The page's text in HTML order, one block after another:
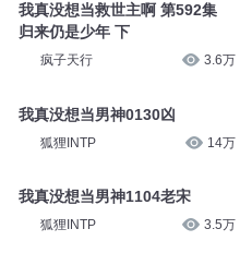
我真没想当救世主啊 第592集
归来仍是少年 下
疯子天行 3.6万
我真没想当男神0130凶
狐狸INTP 14万
我真没想当男神1104老宋
狐狸INTP 3.5万